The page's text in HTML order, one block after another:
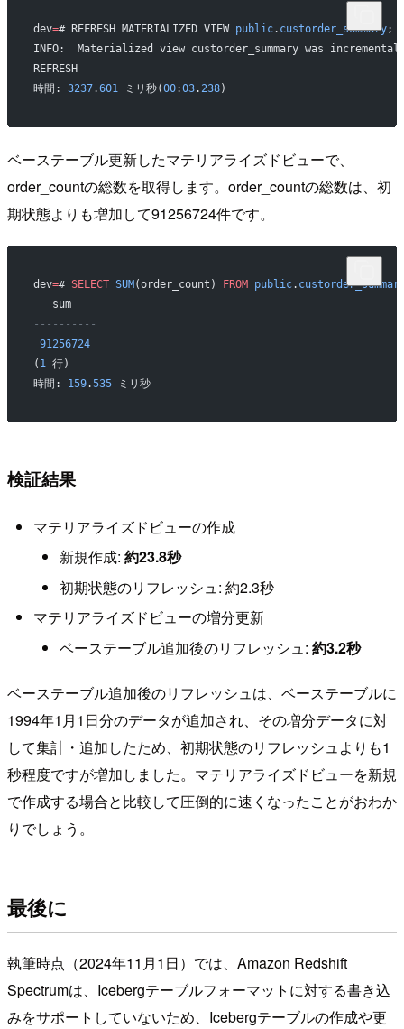
dev=# REFRESH MATERIALIZED VIEW public. custorder_summary;
INFO:  Materialized view custorder_summary was
REFRESH
時間: 3237.601 ミリ秒(00:03. 238)
ベーステーブル更新したマテリアライズドビューで、
order_countの総数を取得します。order_countの総数は、初
期状態よりも増加して91256724件です。
dev=# SELECT SUM (order_count) FROM public.
   sum
----------
91256724
( 1 行)
時間: 159.535 ミリ秒
検証結果
マテリアライズドビューの作成
新規作成: 約23.8秒
初期状態のリフレッシュ: 約2.3秒
マテリアライズドビューの増分更新
ベーステーブル追加後のリフレッシュ: 約3.2秒
ベーステーブル追加後のリフレッシュは、ベーステーブルに
1994年1月1日分のデータが追加され、その増分データに対
して集計・追加したため、初期状態のリフレッシュよりも1
秒程度ですが増加しました。マテリアライズドビューを新規
で作成する場合と比較して圧倒的に速くなったことがおわか
りでしょう。
最後に
執筆時点（2024年11月1日）では、Amazon Redshift
Spectrumは、Icebergテーブルフォーマットに対する書き込
みをサポートしていないため、Icebergテーブルの作成や更